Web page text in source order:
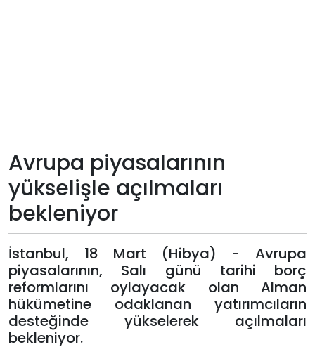
Giriş
Yap
Avrupa piyasalarının
yükselişle açılmaları
bekleniyor
İstanbul, 18 Mart (Hibya) - Avrupa
piyasalarının, Salı günü tarihi borç
reformlarını oylayacak olan Alman
hükümetine odaklanan yatırımcıların
desteğinde yükselerek açılmaları
bekleniyor.